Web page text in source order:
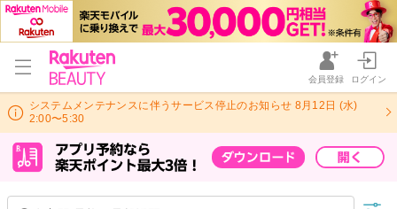
会員登録 ログイン
システムメンテナンスに伴うサービス停止のお知らせ 8月12日 (水)
2:00〜5:30